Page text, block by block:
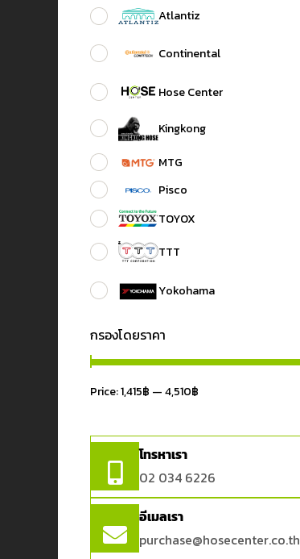
Atlantiz
Continental
Hose Center
Kingkong
MTG
Pisco
TOYOX
TTT
Yokohama
กรองโดยราคา
Price:1,415฿ —4,510฿
โทรหาเรา
02 034 6226
อีเมลเรา
purchase@hosecenter.co.th